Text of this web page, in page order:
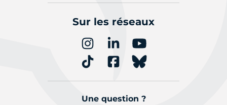
Sur les réseaux
Une question ?